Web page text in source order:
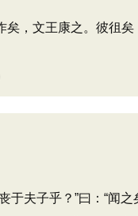
，文王康之。彼徂矣
夫子乎？”曰：“闻之